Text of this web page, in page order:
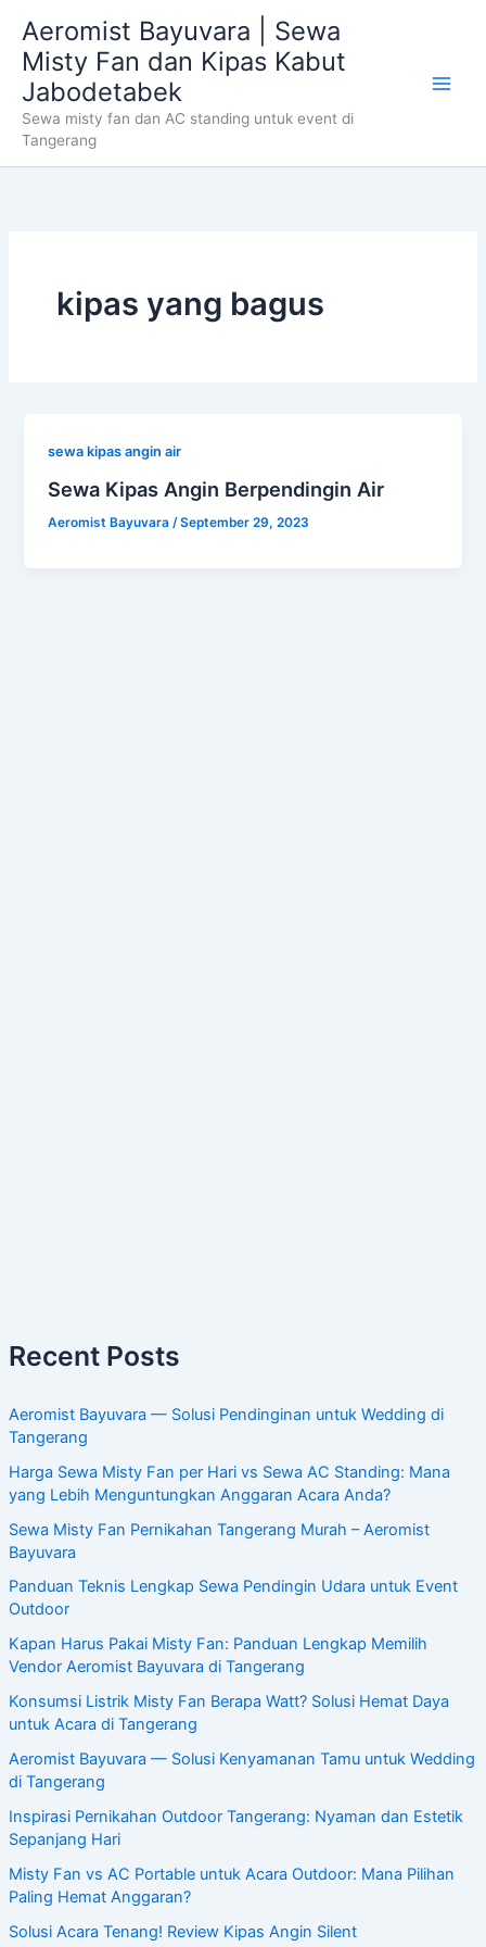
content
Aeromist Bayuvara | Sewa
Misty Fan dan Kipas Kabut
Jabodetabek
Sewa misty fan dan AC standing untuk event di
Tangerang
Recent Posts
Aeromist Bayuvara — Solusi Pendinginan untuk Wedding di
Tangerang
Harga Sewa Misty Fan per Hari vs Sewa AC Standing: Mana
yang Lebih Menguntungkan Anggaran Acara Anda?
Sewa Misty Fan Pernikahan Tangerang Murah – Aeromist
Bayuvara
Panduan Teknis Lengkap Sewa Pendingin Udara untuk Event
Outdoor
Kapan Harus Pakai Misty Fan: Panduan Lengkap Memilih
Vendor Aeromist Bayuvara di Tangerang
Konsumsi Listrik Misty Fan Berapa Watt? Solusi Hemat Daya
untuk Acara di Tangerang
Aeromist Bayuvara — Solusi Kenyamanan Tamu untuk Wedding
di Tangerang
Inspirasi Pernikahan Outdoor Tangerang: Nyaman dan Estetik
Sepanjang Hari
Misty Fan vs AC Portable untuk Acara Outdoor: Mana Pilihan
Paling Hemat Anggaran?
Solusi Acara Tenang! Review Kipas Angin Silent
kipas yang bagus
sewa kipas angin air
Sewa Kipas Angin Berpendingin Air
Aeromist Bayuvara /September 29, 2023